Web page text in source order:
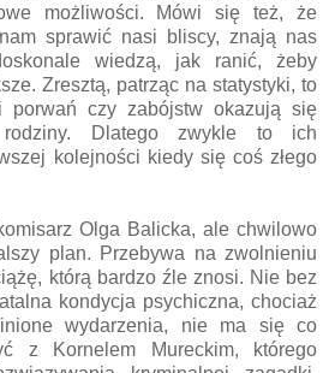
możliwości. Mówi się też, że
sprawić nasi bliscy, znają nas
wiedzą, jak ranić, żeby
Zresztą, patrząc na statystyki, to
porwań czy zabójstw okazują się
rodziny. Dlatego zwykle to ich
kolejności kiedy się coś złego
Olga Balicka, ale chwilowo
plan. Przebywa na zwolnieniu
którą bardzo źle znosi. Nie bez
kondycja psychiczna, chociaż
wydarzenia, nie ma się co
z Kornelem Mureckim, którego